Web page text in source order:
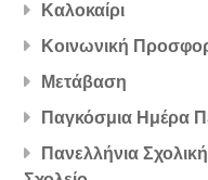
Καλοκαίρι
Κοινωνική
Μετάβαση
Παγκόσμια Ημέρα
Πανελλήνια